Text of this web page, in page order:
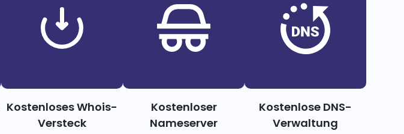
Kostenloses Whois-
Versteck
Kostenloser
Nameserver
Kostenlose DNS-
Verwaltung